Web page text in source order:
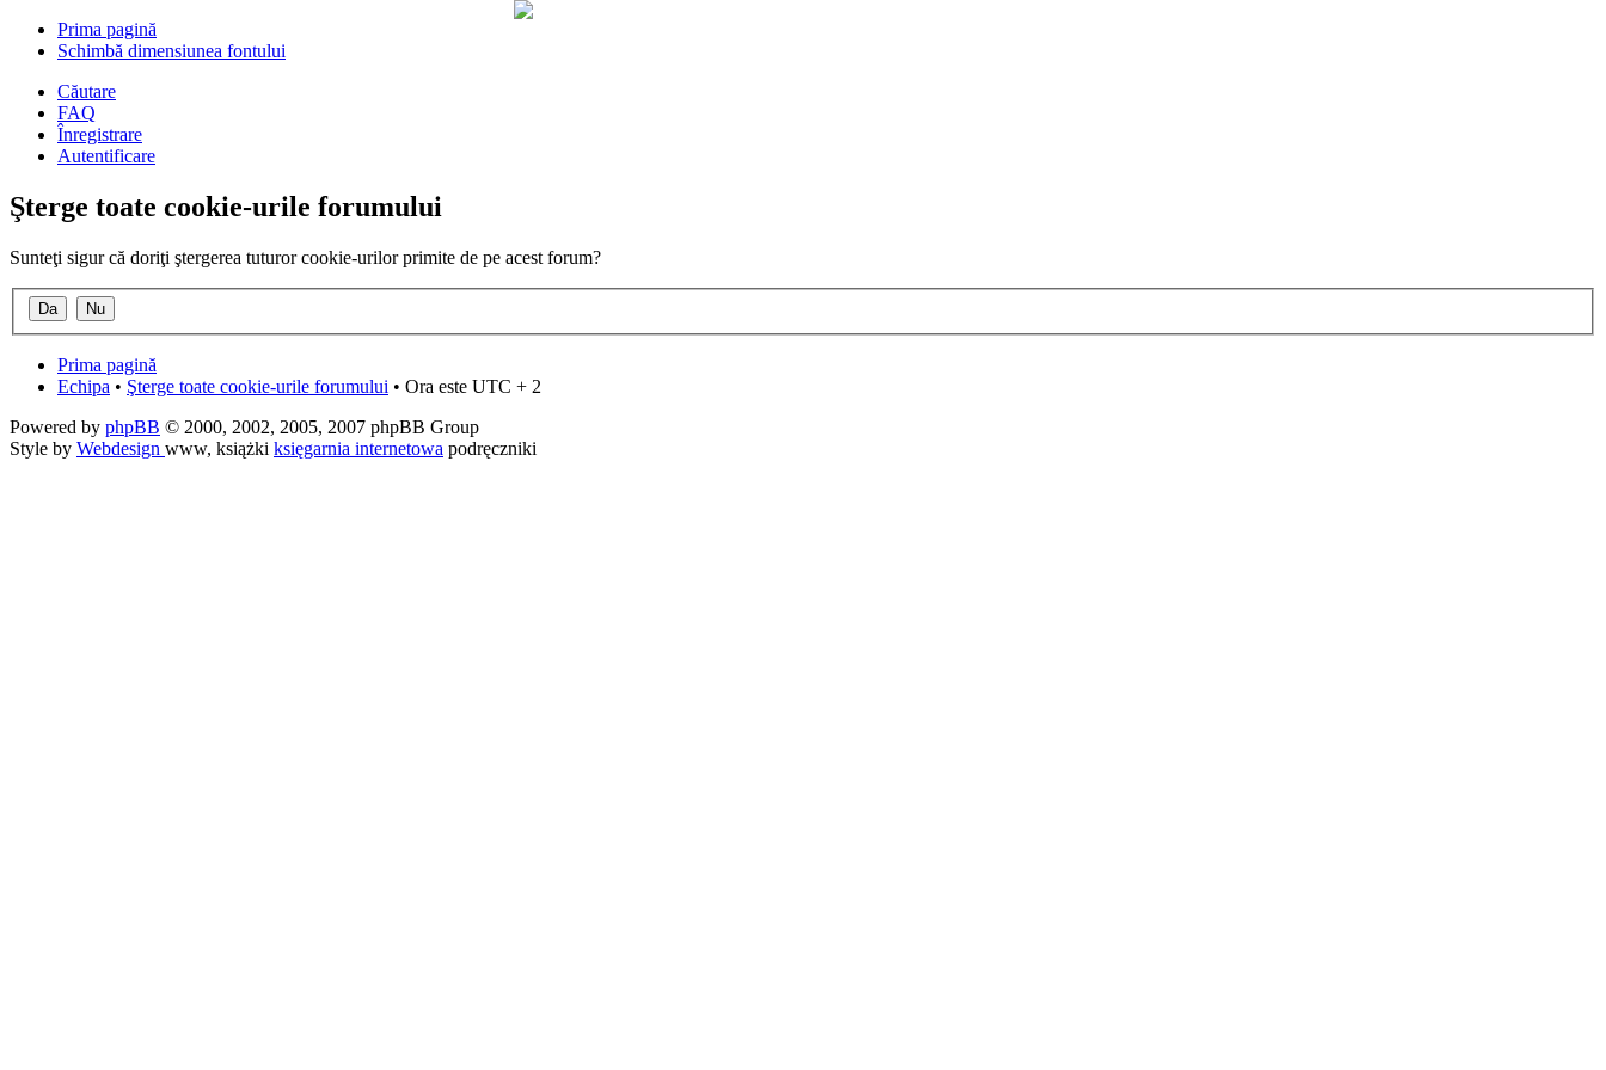
Prima pagină
Schimbă dimensiunea fontului
Căutare
FAQ
Înregistrare
Autentificare
Şterge toate cookie-urile forumului
Sunteţi sigur că doriţi ştergerea tuturor cookie-urilor primite de pe acest forum?
Prima pagină
Echipa • Şterge toate cookie-urile forumului • Ora este UTC + 2
Powered by phpBB © 2000, 2002, 2005, 2007 phpBB Group
Style by Webdesign www, książki księgarnia internetowa podręczniki